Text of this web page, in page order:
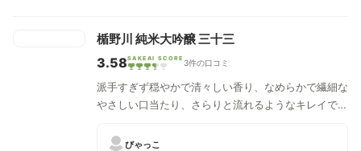
とした淡麗な楯野川の酒には珍しく、味わい深さに主
眼を置いたお酒。
楯野川 純米大吟醸 三十三
3.58SAKEAI SCORE 3件の口コミ
派手すぎず穏やかで清々しい香り、なめらかで繊細な
やさしい口当たり、さらりと流れるようなキレイで上
ることなく誰もが楽しめる高い満足度の酒質。
びゃっこ